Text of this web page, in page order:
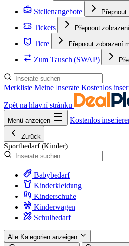
Stellenangebote
Tickets Přepnout
Tiere Přepnout zobrazení
Zum Tausch (SWAP)
Merkliste Meine Inserate Kostenlos
Zpět na hlavní stránku
Menü anzeigen Kostenlos
Zurück
Sportbedarf (Kinder)
Babybedarf
Kinderkleidung
Kinderschuhe
Kinderwagen
Schulbedarf
Alle Kategorien anzeigen